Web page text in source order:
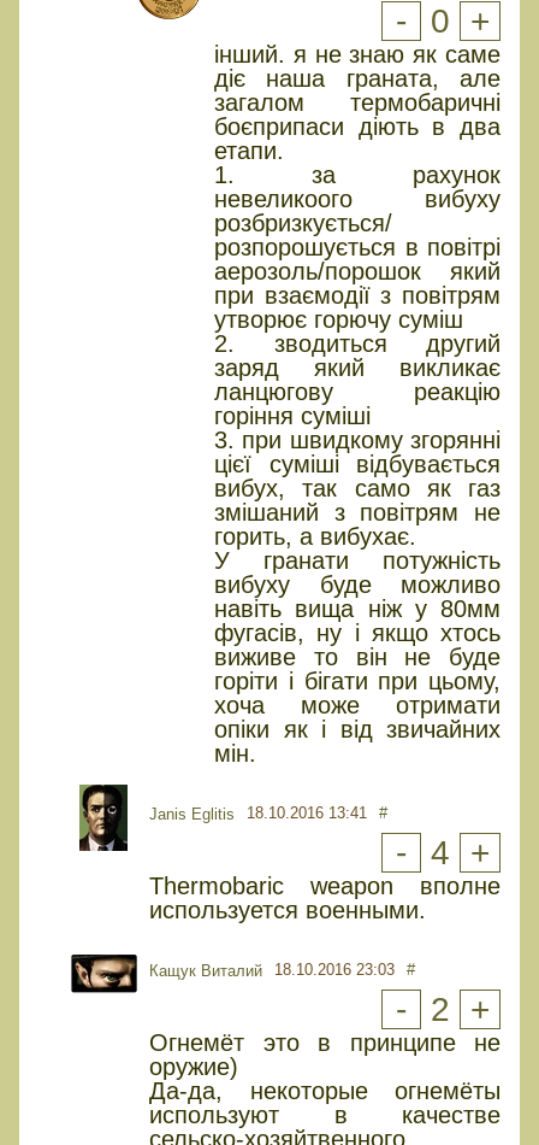
- 0 +
інший. я не знаю як саме
діє наша граната, але
загалом термобаричні
боєприпаси діють в два
етапи.
1. за рахунок
невеликоого вибуху
розбризкується/
розпорошується в повітрі
аерозоль/порошок який
при взаємодії з повітрям
утворює горючу суміш
2. зводиться другий
заряд який викликає
ланцюгову реакцію
горіння суміші
3. при швидкому згорянні
цієї суміші відбувається
вибух, так само як газ
змішаний з повітрям не
горить, а вибухає.
У гранати потужність
вибуху буде можливо
навіть вища ніж у 80мм
фугасів, ну і якщо хтось
виживе то він не буде
горіти і бігати при цьому,
хоча може отримати
опіки як і від звичайних
мін.
Janis Eglitis 18.10.2016 13:41 #
- 4 +
Thermobaric weapon вполне
используется военными.
Кащук Виталий 18.10.2016 23:03 #
- 2 +
Огнемёт это в принципе не
оружие)
Да-да, некоторые огнемёты
используют в качестве
сельско-хозяйтвенного